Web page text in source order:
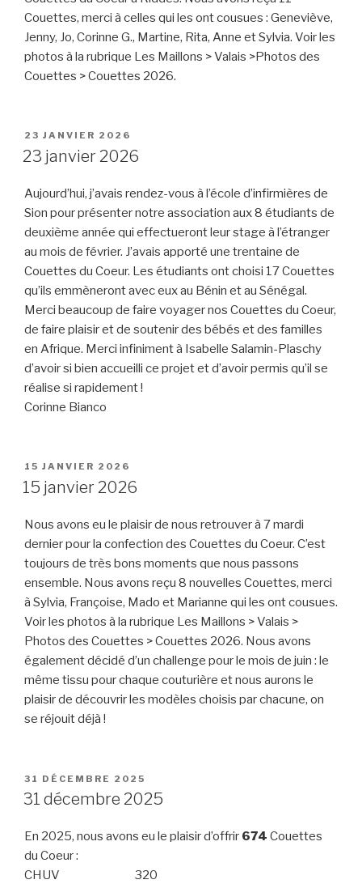
Couettes, merci à celles qui les ont cousues : Geneviève,
Jenny, Jo, Corinne G., Martine, Rita, Anne et Sylvia. Voir les
photos à la rubrique Les Maillons > Valais >Photos des
Couettes > Couettes 2026.
PUBLIÉ
LE
23 JANVIER 2026
23 janvier 2026
Aujourd’hui, j’avais rendez-vous à l’école d’infirmières de
Sion pour présenter notre association aux 8 étudiants de
deuxième année qui effectueront leur stage à l’étranger
au mois de février. J’avais apporté une trentaine de
Couettes du Coeur. Les étudiants ont choisi 17 Couettes
qu’ils emmèneront avec eux au Bénin et au Sénégal.
Merci beaucoup de faire voyager nos Couettes du Coeur,
de faire plaisir et de soutenir des bébés et des familles
en Afrique. Merci infiniment à Isabelle Salamin-Plaschy
d’avoir si bien accueilli ce projet et d’avoir permis qu’il se
réalise si rapidement !
Corinne Bianco
PUBLIÉ
LE
15 JANVIER 2026
15 janvier 2026
Nous avons eu le plaisir de nous retrouver à 7 mardi
dernier pour la confection des Couettes du Coeur. C’est
toujours de très bons moments que nous passons
ensemble. Nous avons reçu 8 nouvelles Couettes, merci
à Sylvia, Françoise, Mado et Marianne qui les ont cousues.
Voir les photos à la rubrique Les Maillons > Valais >
Photos des Couettes > Couettes 2026. Nous avons
également décidé d’un challenge pour le mois de juin : le
même tissu pour chaque couturière et nous aurons le
plaisir de découvrir les modèles choisis par chacune, on
se réjouit déjà !
PUBLIÉ
LE
31 DÉCEMBRE 2025
31 décembre 2025
En 2025, nous avons eu le plaisir d’offrir 674 Couettes
du Coeur :
CHUV 320